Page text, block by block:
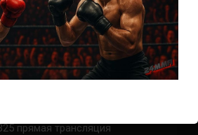
прямая трансляция